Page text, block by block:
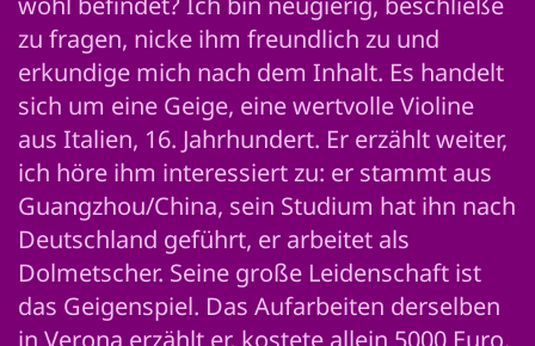
zu fragen, nicke ihm freundlich zu und
erkundige mich nach dem Inhalt. Es handelt
sich um eine Geige, eine wertvolle Violine
aus Italien, 16. Jahrhundert. Er erzählt weiter,
ich höre ihm interessiert zu: er stammt aus
Guangzhou/China, sein Studium hat ihn nach
Deutschland geführt, er arbeitet als
Dolmetscher. Seine große Leidenschaft ist
das Geigenspiel. Das Aufarbeiten derselben
in Verona erzählt er, kostete allein 5000 Euro.